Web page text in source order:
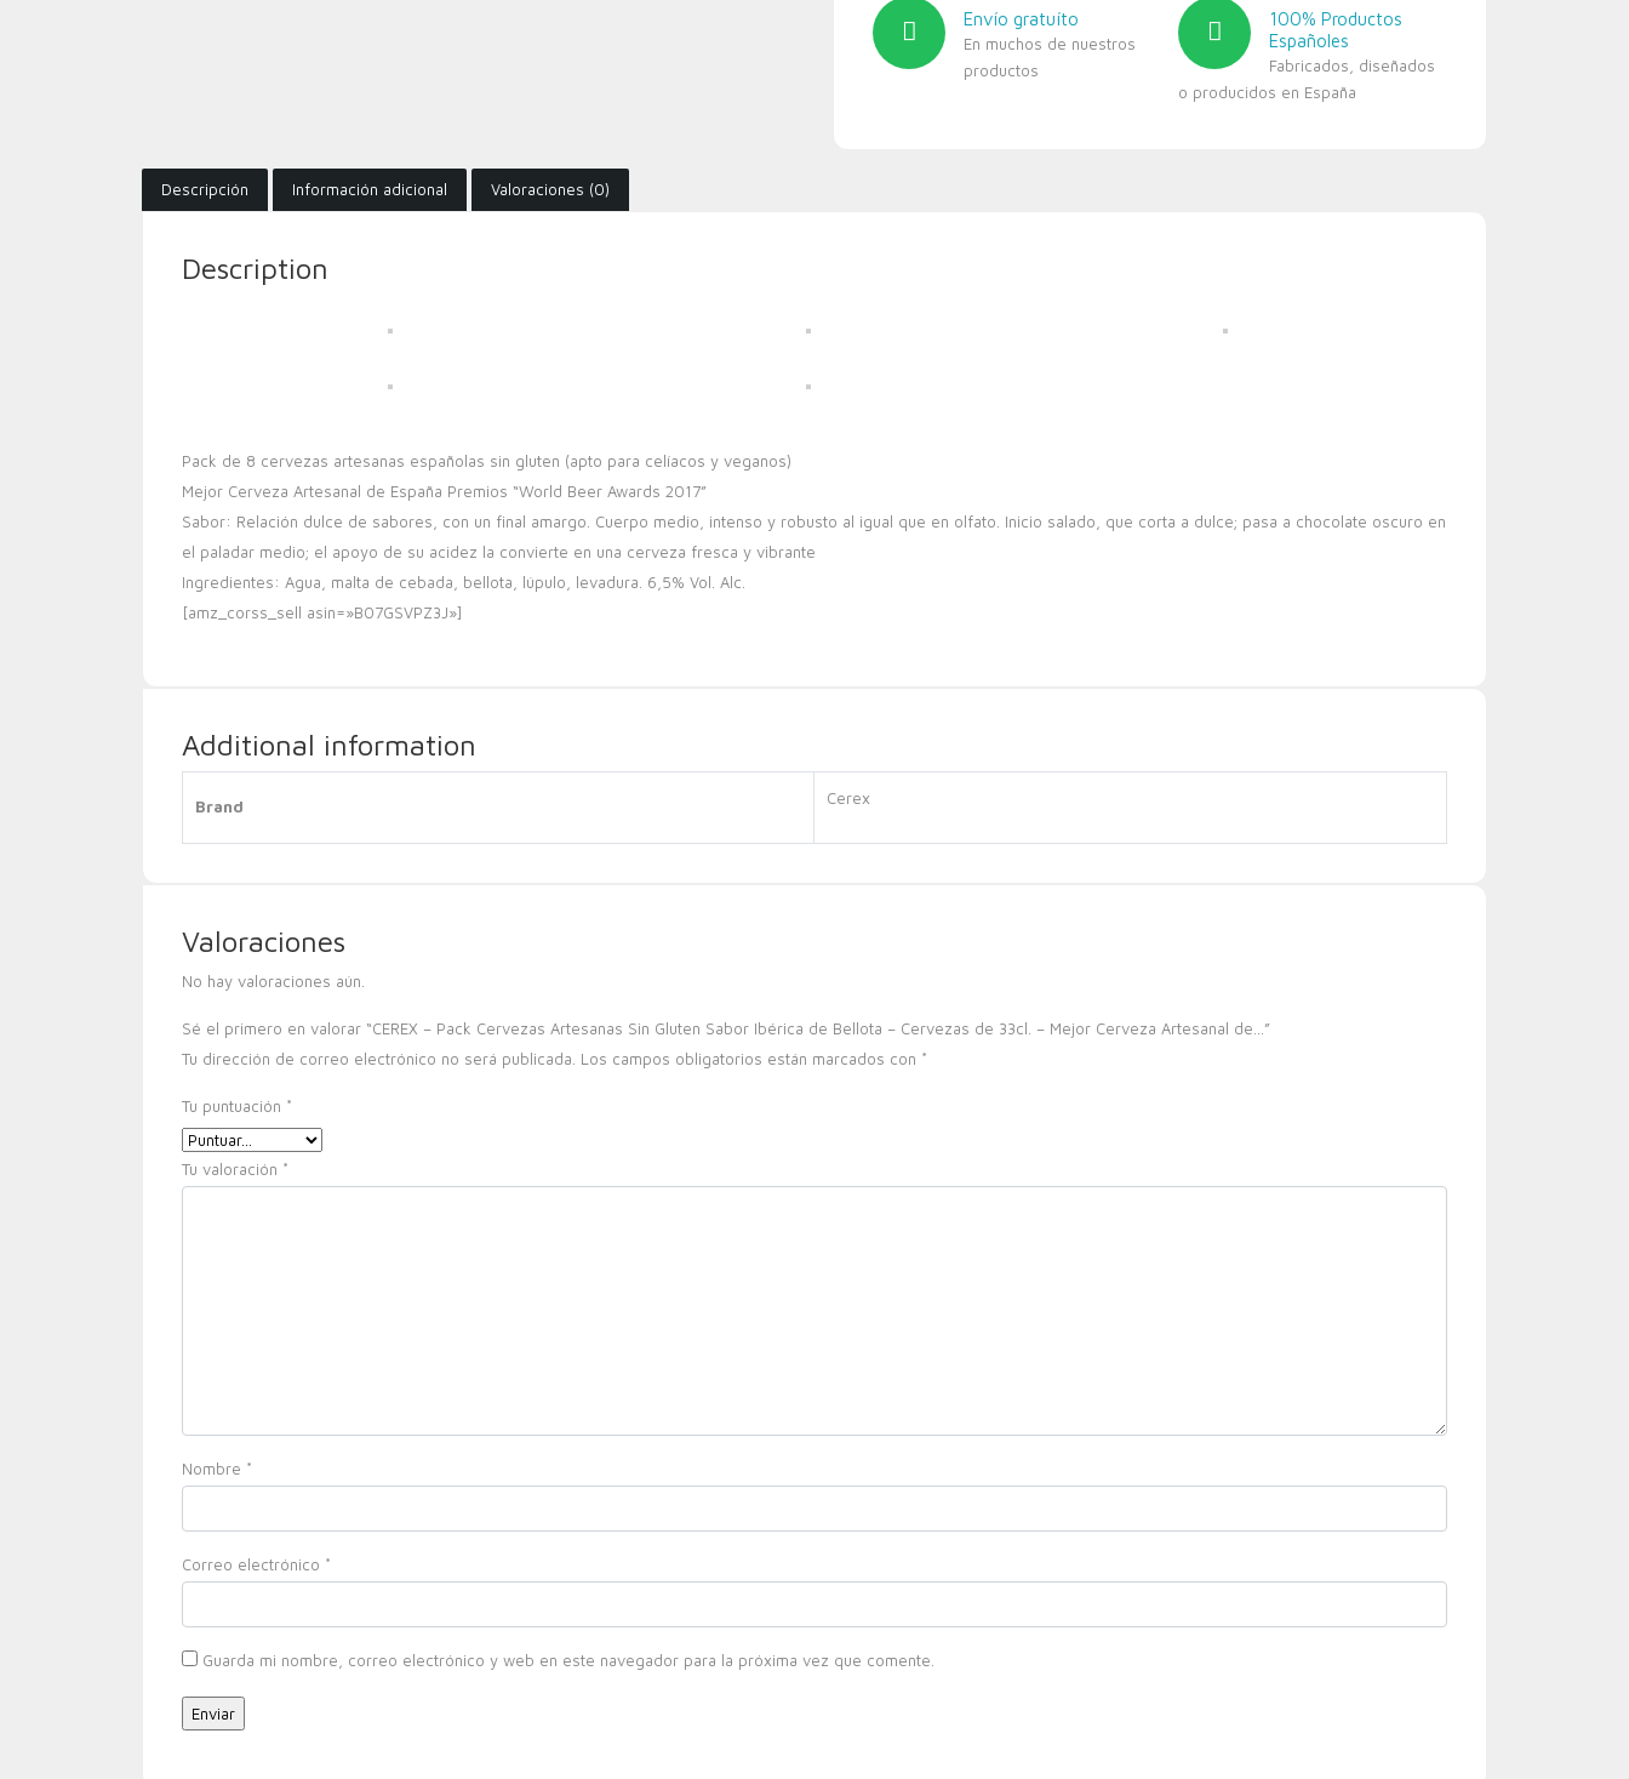
Envío gratuíto
En muchos de nuestros
productos
100% Productos
Españoles
Fabricados, diseñados
o producidos en España
Descripción Información adicional Valoraciones (0)
Description
Pack de 8 cervezas artesanas españolas sin gluten (apto para celíacos y veganos)
Mejor Cerveza Artesanal de España Premios “World Beer Awards 2017”
Sabor: Relación dulce de sabores, con un final amargo. Cuerpo medio, intenso y robusto al igual que en olfato. Inicio salado, que corta a dulce; pasa a chocolate oscuro en
el paladar medio; el apoyo de su acidez la convierte en una cerveza fresca y vibrante
Ingredientes: Agua, malta de cebada, bellota, lúpulo, levadura. 6,5% Vol. Alc.
[amz_corss_sell asin=»B07GSVPZ3J»]
Additional information
Brand Cerex
Valoraciones
No hay valoraciones aún.
Sé el primero en valorar “CEREX – Pack Cervezas Artesanas Sin Gluten Sabor Ibérica de Bellota – Cervezas de 33cl. – Mejor Cerveza Artesanal de…”
Tu dirección de correo electrónico no será publicada. Los campos obligatorios están marcados con *
Tu puntuación *
Tu valoración *
Nombre *
Correo electrónico *
Guarda mi nombre, correo electrónico y web en este navegador para la próxima vez que comente.